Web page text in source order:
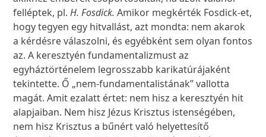
felléptek, pl.H. Fosdick.Amikor megkérték Fosdick-et,
hogy tegyen egy hitvallást, azt mondta: nem akarok
a kérdésre válaszolni, és egyébként sem olyan fontos
az. A keresztyén fundamentalizmust az
egyháztörténelem legrosszabb karikatúrájaként
tekintette. Ő „nem-fundamentalistának” vallotta
magát. Amit ezalatt értet: nem hisz a keresztyén hit
alapjaiban. Nem hisz Jézus Krisztus istenségében,
nem hisz Krisztus a bűnért való helyettesítő